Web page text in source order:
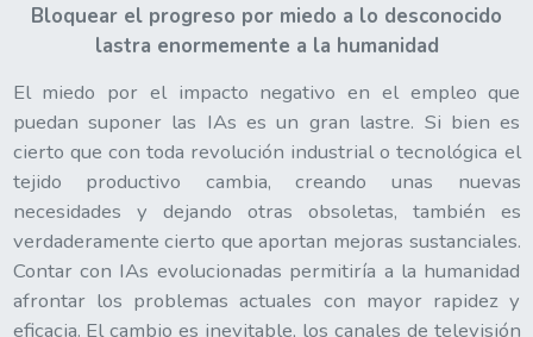
Bloquear el progreso por miedo a lo desconocido
lastra enormemente a la humanidad
El miedo por el impacto negativo en el empleo que
puedan suponer las IAs es un gran lastre. Si bien es
cierto que con toda revolución industrial o tecnológica el
tejido productivo cambia, creando unas nuevas
necesidades y dejando otras obsoletas, también es
verdaderamente cierto que aportan mejoras sustanciales.
Contar con IAs evolucionadas permitiría a la humanidad
afrontar los problemas actuales con mayor rapidez y
eficacia. El cambio es inevitable, los canales de televisión